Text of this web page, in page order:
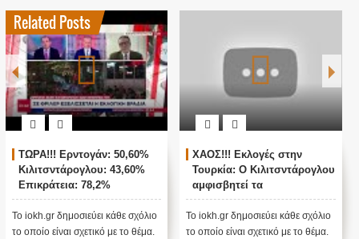
Related Posts
Ερντογάν: 50,60%
43,60%
78,2%
δημοσιεύει κάθε σχόλιο
είναι σχετικό με το θέμα.
ΧΑΟΣ!!! Εκλογές στην
Τουρκία: Ο Κιλιτσντάρογλου
αμφισβητεί τα
αποτελέσματα θα γίνουν
ενστάσεις...
Το iokh.gr δημοσιεύει κάθε σχόλιο
το οποίο είναι σχετικό με το θέμα.